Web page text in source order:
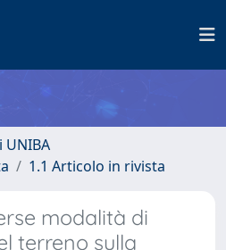
1.1 Articolo in rivista
modalità di
terreno sulla